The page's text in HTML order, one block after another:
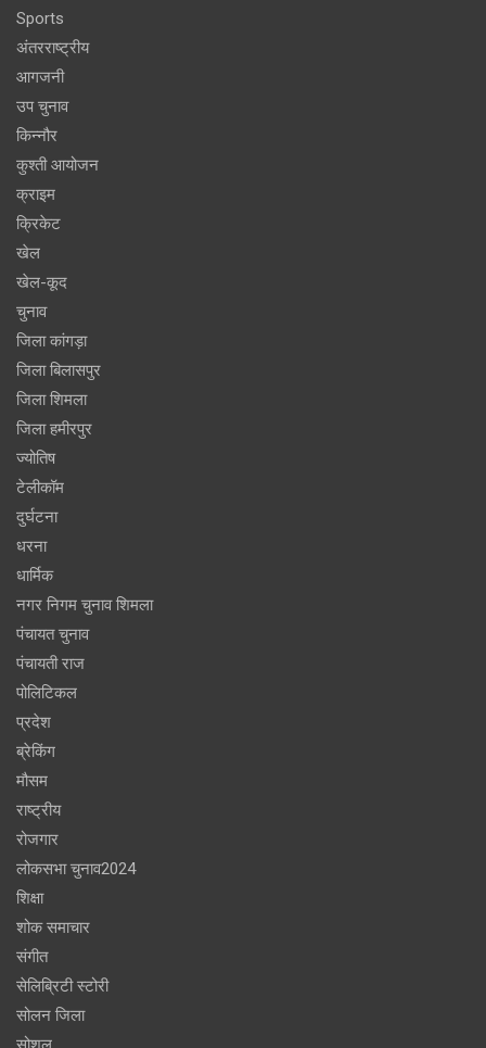
Sports
अंतरराष्ट्रीय
आगजनी
उप चुनाव
किन्नौर
कुश्ती आयोजन
क्राइम
क्रिकेट
खेल
खेल-कूद
चुनाव
जिला कांगड़ा
जिला बिलासपुर
जिला शिमला
जिला हमीरपुर
ज्योतिष
टेलीकॉम
दुर्घटना
धरना
धार्मिक
नगर निगम चुनाव शिमला
पंचायत चुनाव
पंचायती राज
पोलिटिकल
प्रदेश
ब्रेकिंग
मौसम
राष्ट्रीय
रोजगार
लोकसभा चुनाव2024
शिक्षा
शोक समाचार
संगीत
सेलिब्रिटी स्टोरी
सोलन जिला